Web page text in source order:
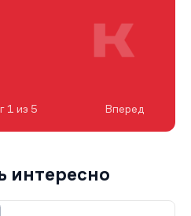
1 из 5 Вперед
интересно